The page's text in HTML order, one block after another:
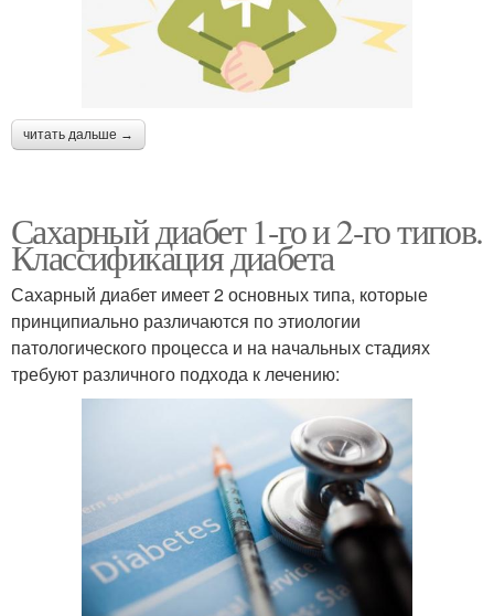
читать дальше →
Сахарный диабет 1-го и 2-го типов.
Классификация диабета
Сахарный диабет имеет 2 основных типа, которые
принципиально различаются по этиологии
патологического процесса и на начальных стадиях
требуют различного подхода к лечению: